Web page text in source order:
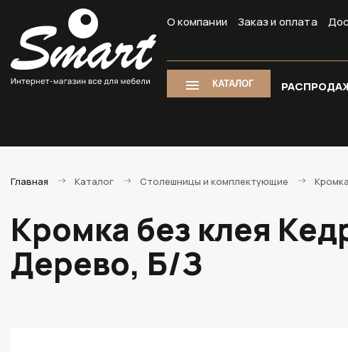
О компании Заказ и оплата
КАТАЛОГ
Главная Каталог Столешницы и комплектующие
Кромка без клея
Дерево, Б/З